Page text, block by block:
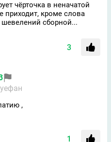
чёрточка в неначатой
приходит, кроме слова
сборной...
3
,
1